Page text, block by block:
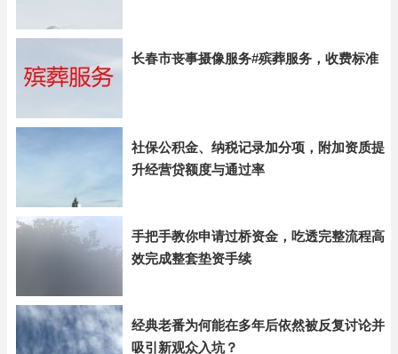
长春市丧事摄像服务#殡葬服务，收费标准
社保公积金、纳税记录加分项，附加资质提
升经营贷额度与通过率
手把手教你申请过桥资金，吃透完整流程高
效完成整套垫资手续
经典老番为何能在多年后依然被反复讨论并
吸引新观众入坑？